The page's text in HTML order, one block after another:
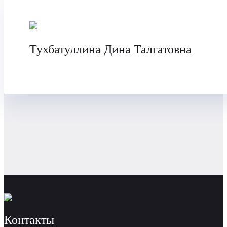
Тухбатуллина Дина Талгатовна
Контакты